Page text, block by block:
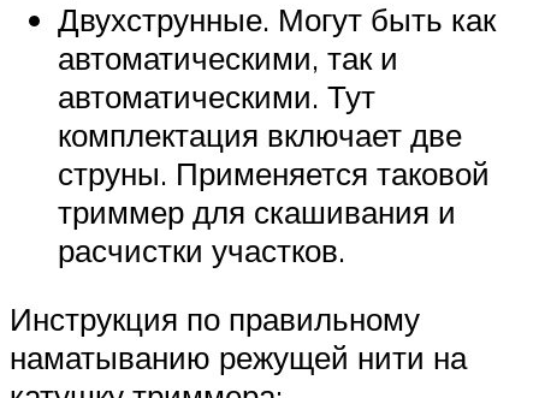
Двухструнные. Могут быть как
автоматическими, так и
автоматическими. Тут
комплектация включает две
струны. Применяется таковой
триммер для скашивания и
расчистки участков.
Инструкция по правильному
наматыванию режущей нити на